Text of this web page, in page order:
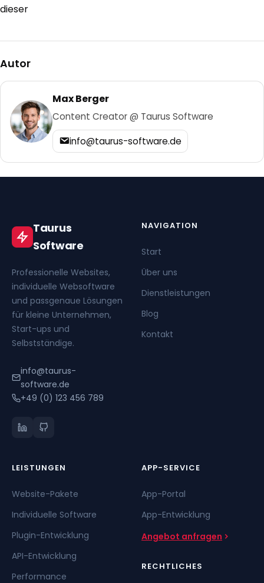
dieser
Autor
Max Berger
Content Creator @ Taurus Software
info@taurus-software.de
Taurus
Software
Professionelle Websites,
individuelle Websoftware
und passgenaue Lösungen
für kleine Unternehmen,
Start-ups und
Selbstständige.
info@taurus-
software.de
+49 (0) 123 456 789
NAVIGATION
Start
Über uns
Dienstleistungen
Blog
Kontakt
LEISTUNGEN
Website-Pakete
Individuelle Software
Plugin-Entwicklung
API-Entwicklung
Performance
APP-SERVICE
App-Portal
App-Entwicklung
Angebot anfragen
RECHTLICHES